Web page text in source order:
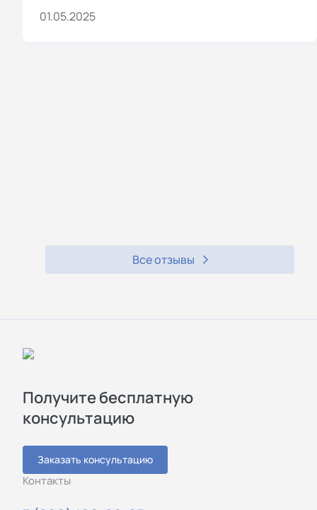
01.05.2025
Все отзывы
Получите бесплатную
консультацию
Заказать консультацию
Контакты